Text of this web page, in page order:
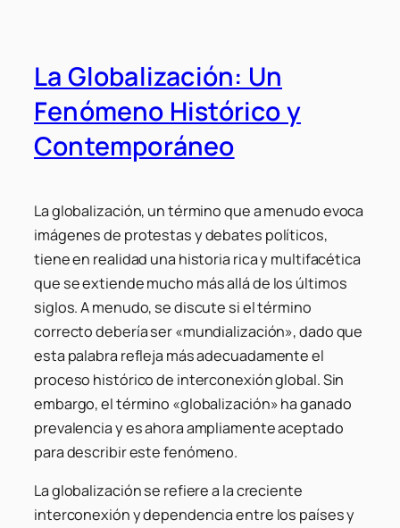
La Globalización: Un
Fenómeno Histórico y
Contemporáneo
La globalización, un término que a menudo evoca
imágenes de protestas y debates políticos,
tiene en realidad una historia rica y multifacética
que se extiende mucho más allá de los últimos
siglos. A menudo, se discute si el término
correcto debería ser «mundialización», dado que
esta palabra refleja más adecuadamente el
proceso histórico de interconexión global. Sin
embargo, el término «globalización» ha ganado
prevalencia y es ahora ampliamente aceptado
para describir este fenómeno.
La globalización se refiere a la creciente
interconexión y dependencia entre los países y